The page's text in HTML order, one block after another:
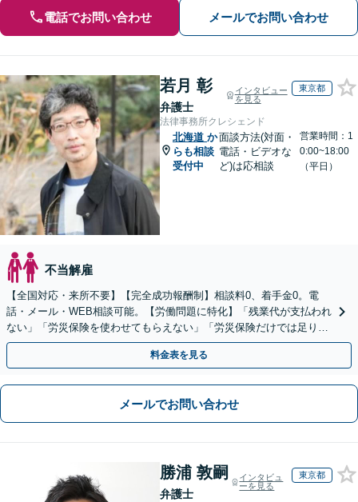
電話でお問い合わせ メールでお問い合わせ
若月 彰
弁護士
インタビュー
を見る
東京都
法律事務所クレシェンド
北海道 か
らも相談
受付中
面談方法(対面・
電話・ビデオな
ど)は応相談
営業時間：1
0:00~18:00
（平日）
不当解雇
【全国対応・来所不要】【完全成功報酬制】相談料0、着手金0。電
話・メール・WEB相談可能。【労働問題に特化】「残業代が支払われ
ない」「労災保険を使わせてもらえない」「労災保険だけでは足りな
い。損害賠償請求したい」など労働問題はお任せを。
料金表を見る
メールでお問い合わせ
勝浦 敦嗣
弁護士
インタビュ
ーを見る
東京都